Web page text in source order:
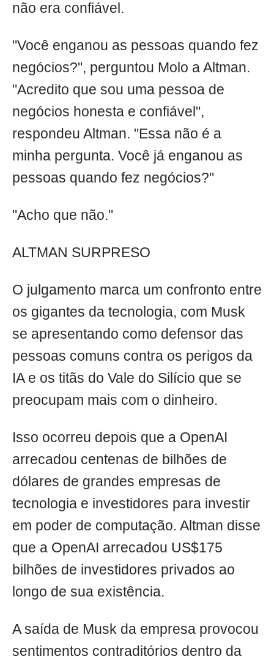
não era confiável.
"Você enganou as pessoas quando fez
negócios?", perguntou Molo a Altman.
"Acredito que sou uma pessoa de
negócios honesta e confiável",
respondeu Altman. "Essa não é a
minha pergunta. Você já enganou as
pessoas quando fez negócios?"
"Acho que não."
ALTMAN SURPRESO
O julgamento marca um confronto entre
os gigantes da tecnologia, com Musk
se apresentando como defensor das
pessoas comuns contra os perigos da
IA e os titãs do Vale do Silício que se
preocupam mais com o dinheiro.
Isso ocorreu depois que a OpenAI
arrecadou centenas de bilhões de
dólares de grandes empresas de
tecnologia e investidores para investir
em poder de computação. Altman disse
que a OpenAI arrecadou US$175
bilhões de investidores privados ao
longo de sua existência.
A saída de Musk da empresa provocou
sentimentos contraditórios dentro da